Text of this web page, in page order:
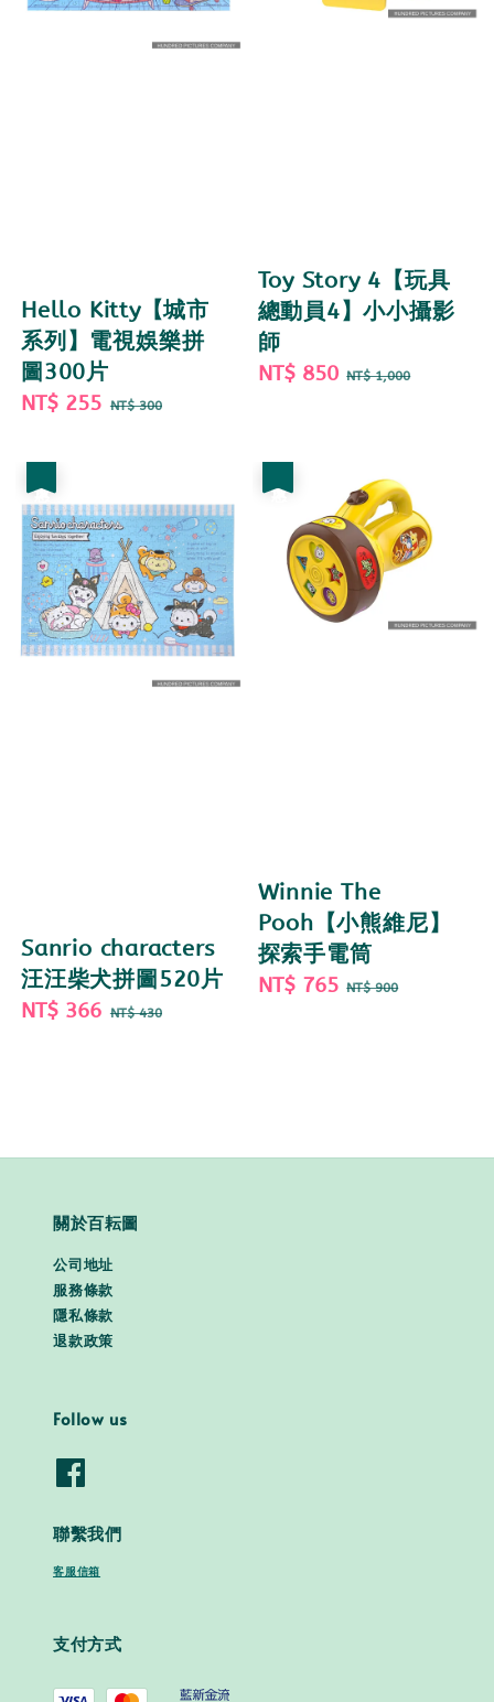
Hello Kitty【城市
系列】電視娛樂拼
圖300片
Sale
NT$ 255 Regular
NT$ 300
Toy Story 4【玩具
總動員4】小小攝影
師
Sale
NT$ 850 Regular
NT$ 1,000
Sanrio characters
汪汪柴犬拼圖520片
Sale
NT$ 366 Regular
NT$ 430
Winnie The
Pooh【小熊維尼】
探索手電筒
Sale
NT$ 765 Regular
NT$ 900
關於百耘圖
公司地址
服務條款
隱私條款
退款政策
Follow us
聯繫我們
客服信箱
支付方式